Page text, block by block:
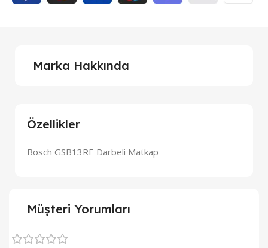
Özellikler
Bosch GSB13RE Darbeli Matkap
Marka Hakkında
Müşteri Yorumları